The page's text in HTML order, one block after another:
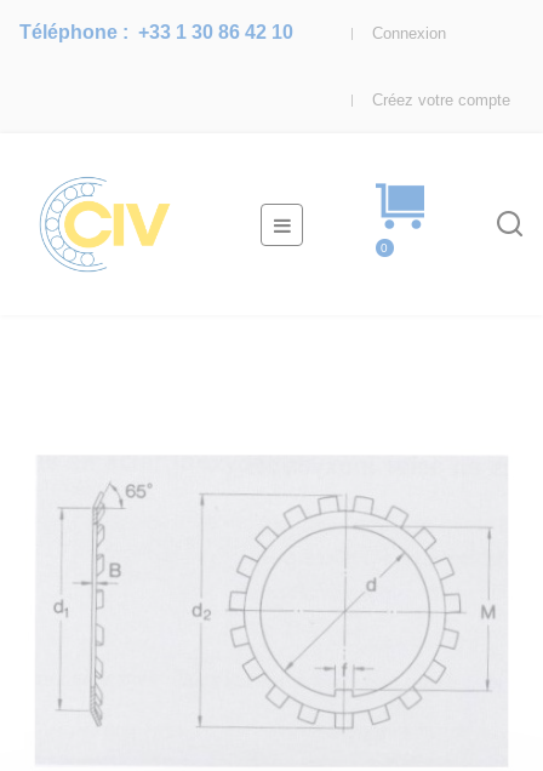
Connexion
Créez votre compte
Téléphone :+33 1 30 86 42 10
Basculer
la
☰
0